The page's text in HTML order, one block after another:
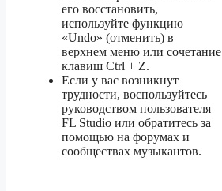
его восстановить,
используйте функцию
«Undo» (отменить) в
верхнем меню или сочетание
клавиш Ctrl + Z.
Если у вас возникнут
трудности, воспользуйтесь
руководством пользователя
FL Studio или обратитесь за
помощью на форумах и
сообществах музыкантов.